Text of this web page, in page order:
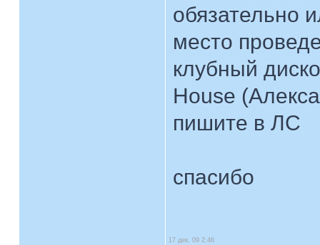
обязательно
место
клубный
House
пишите в ЛС
спасибо
17 дек, 09 2:46